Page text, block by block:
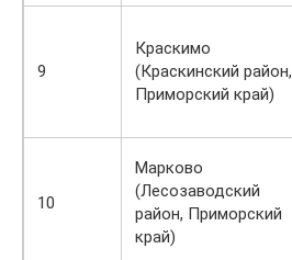
9
Краскимо
(Краскинский район,
Приморский край)
10
Марково
(Лесозаводский
район, Приморский
край)